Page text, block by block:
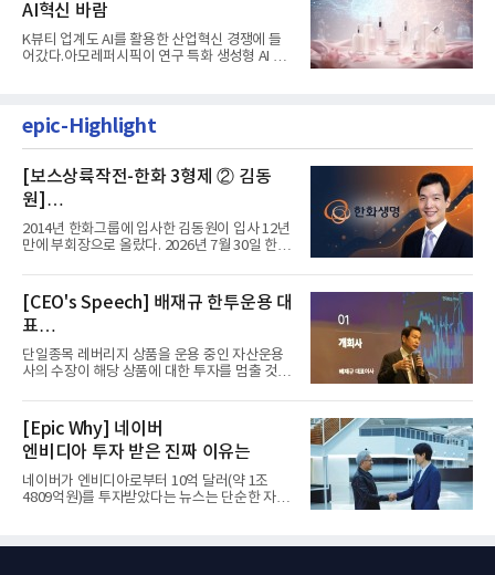
AI혁신 바람
K뷰티 업계도 AI를 활용한 산업혁신 경쟁에 들
어갔다.아모레퍼시픽이 연구 특화 생성형 AI 플
epic-Highlight
[보스상륙작전-한화 3형제 ② 김동
원]
입사 12년 만에 금융계열 수장 등극
2014년 한화그룹에 입사한 김동원이 입사 12년
만에 부회장으로 올랐다. 2026년 7월 30일 한화
[CEO's Speech] 배재규 한투운용 대
표
“개별종목 레버리지 투자 지금이라도
멈춰라”
단일종목 레버리지 상품을 운용 중인 자산운용
사의 수장이 해당 상품에 대한 투자를 멈출 것을
[Epic Why] 네이버
엔비디아 투자 받은 진짜 이유는
네이버가 엔비디아로부터 10억 달러(약 1조
4809억원)를 투자받았다는 뉴스는 단순한 자금